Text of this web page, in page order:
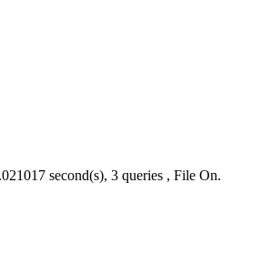
second(s), 3 queries , File On.